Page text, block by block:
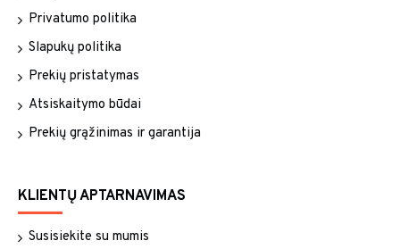
Privatumo politika
Slapukų politika
Prekių pristatymas
Atsiskaitymo būdai
Prekių grąžinimas ir garantija
KLIENTŲ APTARNAVIMAS
Susisiekite su mumis